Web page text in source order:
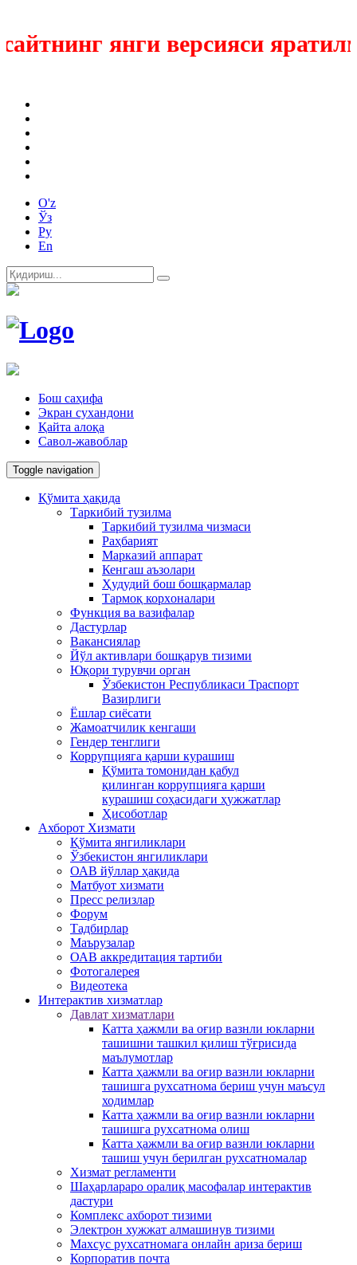
янги версияси
O'z
Ўз
Ру
En
Бош саҳифа
Экран сухандони
Қайта алоқа
Савол-жавоблар
Toggle navigation
Қўмита ҳақида
Таркибий тузилма
Таркибий тузилма чизмаси
Раҳбарият
Марказий аппарат
Кенгаш аъзолари
Ҳудудий бош бошқармалар
Тармоқ корxоналари
Функция ва вазифалар
Дастурлар
Вакансиялар
Йўл активлари бошқарув тизими
Юқори турувчи орган
Ўзбекистон Республикаси Траспорт
Вазирлиги
Ёшлар сиёсати
Жамоатчилик кенгаши
Гендер тенглиги
Коррупцияга қарши курашиш
Қўмита томонидан қабул
қилинган коррупцияга қарши
курашиш соҳасидаги ҳужжатлар
Ҳисоботлар
Ахборот Хизмати
Қўмита янгиликлари
Ўзбекистон янгиликлари
ОАВ йўллар ҳақида
Матбуот xизмати
Пресс релизлар
Форум
Тадбирлар
Маърузалар
ОАВ аккредитация тартиби
Фотогалерея
Видеотека
Интерактив xизматлар
Давлат хизматлари
Катта ҳажмли ва оғир вазнли юкларни
ташишни ташкил қилиш тўғрисида
маълумотлар
Катта ҳажмли ва оғир вазнли юкларни
ташишга рухсатнома бериш учун маъсул
ходимлар
Катта ҳажмли ва оғир вазнли юкларни
ташишга рухсатнома олиш
Катта ҳажмли ва оғир вазнли юкларни
ташиш учун берилган рухсатномалар
Хизмат регламенти
Шаҳарлараро оралиқ масофалар интерактив
дастури
Комплекс ахборот тизими
Электрон хужжат алмашинув тизими
Махсус рухсатномага онлайн ариза бериш
Корпоратив почта